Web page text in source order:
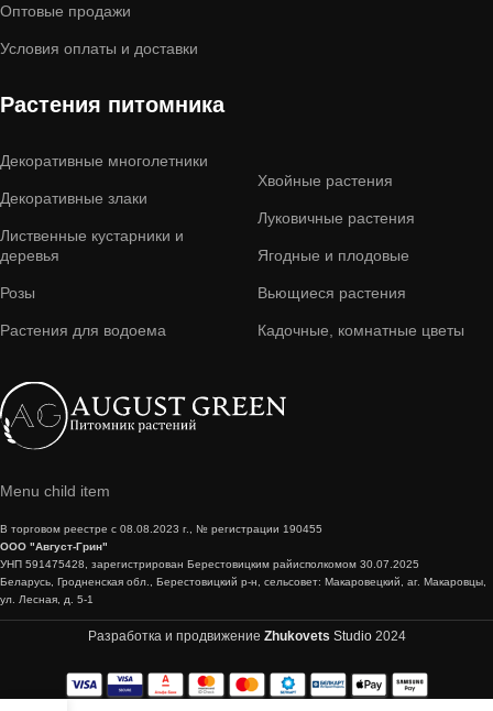
Оптовые продажи
Условия оплаты и доставки
Растения питомника
Декоративные многолетники
Декоративные злаки
Лиственные кустарники и
деревья
Розы
Растения для водоема
Хвойные растения
Луковичные растения
Ягодные и плодовые
Вьющиеся растения
Кадочные, комнатные цветы
Menu child item
В торговом реестре с 08.08.2023 г., № регистрации 190455
ООО "Август-Грин"
УНП 591475428, зарегистрирован Берестовицким райисполкомом 30.07.2025
Беларусь, Гродненская обл., Берестовицкий р-н, сельсовет: Макаровецкий, аг. Макаровцы,
ул. Лесная, д. 5-1
Разработка и продвижение Zhukovets Studio 2024